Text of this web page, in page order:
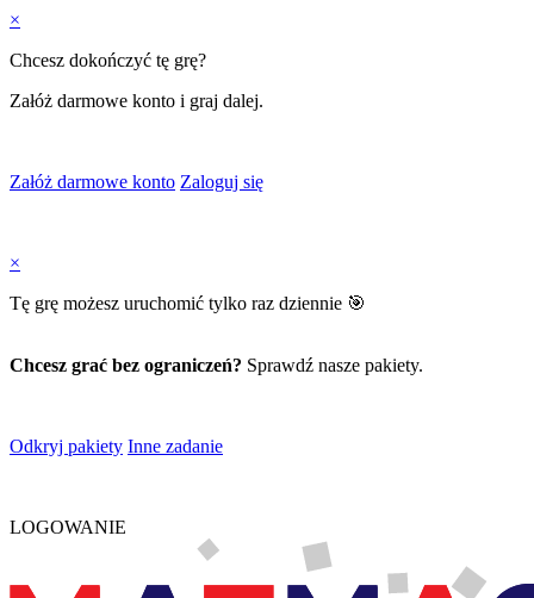
×
Chcesz dokończyć tę grę?
Załóż darmowe konto i graj dalej.
Załóż darmowe konto Zaloguj się
×
Tę grę możesz uruchomić tylko raz dziennie 🎯
Chcesz grać bez ograniczeń? Sprawdź nasze pakiety.
Odkryj pakiety Inne zadanie
LOGOWANIE